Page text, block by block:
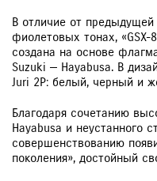
В отличие от
фиолетовых тонах, «GSX-
создана на основе
Suzuki — Hayabusa. В
Juri 2P: белый, черный и
Благодаря сочетанию
Hayabusa и неустанного
совершенствованию
поколения», достойный